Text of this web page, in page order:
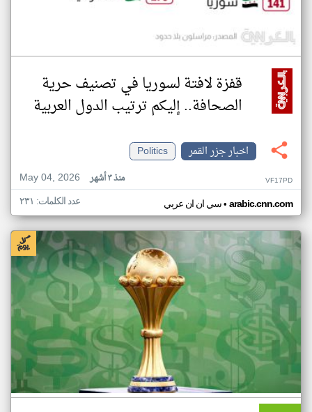
قفزة لافتة لسوريا في تصنيف حرية
الصحافة.. إليكم ترتيب الدول العربية
اخبار جزر القمر
Politics
May 04, 2026
منذ ٣ أشهر VF17PD
سي ان ان عربي• arabic.cnn.com عدد الكلمات: ٢٣١